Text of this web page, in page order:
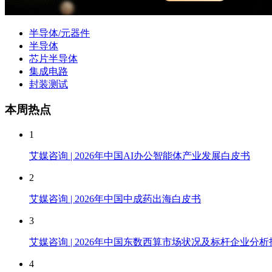
半导体/元器件
半导体
芯片半导体
集成电路
封装测试
本周热点
1
艾媒咨询 | 2026年中国AI办公智能体产业发展白皮书
2
艾媒咨询 | 2026年中国中成药出海白皮书
3
艾媒咨询 | 2026年中国东数西算市场状况及标杆企业分析
4